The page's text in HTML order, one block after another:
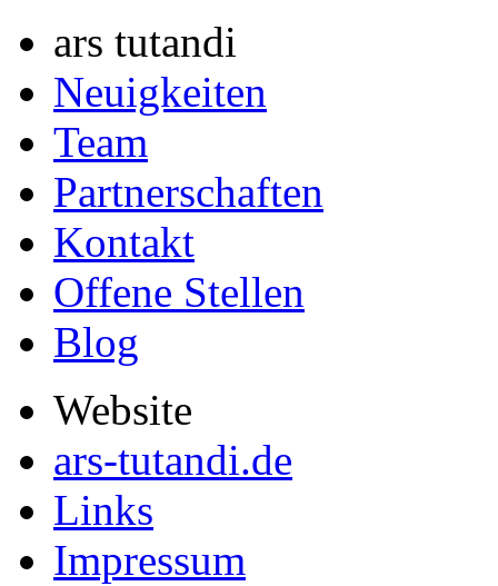
ars tutandi
Neuigkeiten
Team
Partnerschaften
Kontakt
Offene Stellen
Blog
Website
ars-tutandi.de
Links
Impressum